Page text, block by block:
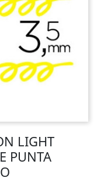
LIGHT
PUNTA